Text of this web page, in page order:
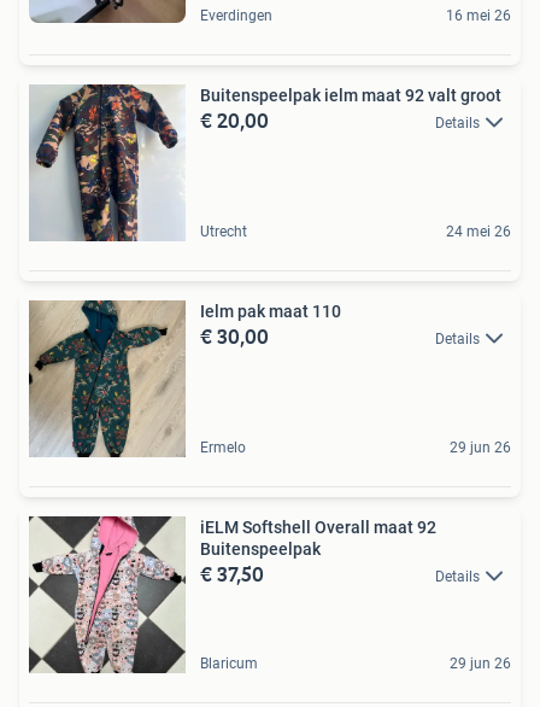
Everdingen 16 mei 26
Buitenspeelpak ielm maat 92 valt groot
€ 20,00 Details
Utrecht 24 mei 26
Ielm pak maat 110
€ 30,00 Details
Ermelo 29 jun 26
iELM Softshell Overall maat 92
Buitenspeelpak
€ 37,50 Details
Blaricum 29 jun 26